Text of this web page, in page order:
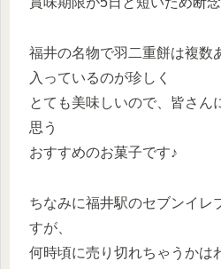
福井の名物で羽二重餅は複数
入っているのが珍しく
とても美味しいので、皆さん
思う
おすすめのお菓子です♪
ちなみに福井駅のセブンイレ
すが、
何時頃に売り切れちゃうかは